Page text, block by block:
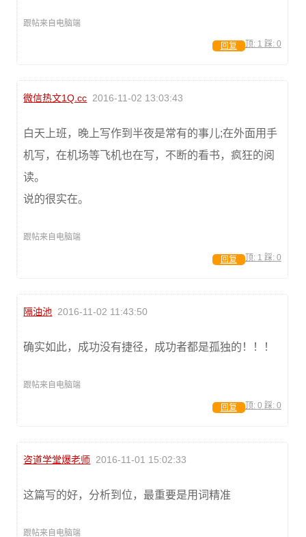
跟帖来自电脑端
顶: 1 踩: 0
回复
微信热文1Q.cc 2016-11-02 13:03:43
白天上班，晚上写作到半夜是常有的事儿;在外面用手
机写，在机场等飞机也在写，不断的看书，疯狂的阅
读。
说的很实在。
跟帖来自电脑端
顶: 1 踩: 0
回复
隔油池 2016-11-02 11:43:50
确实如此，成功没有捷径，成功者都是孤独的！！！
跟帖来自电脑端
顶: 0 踩: 0
回复
咨道学堂爆老师 2016-11-01 15:02:33
这篇写的好，分析到位，最重要是用词精准
跟帖来自电脑端